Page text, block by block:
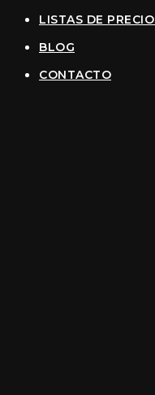
LISTAS DE
BLOG
CONTACTO